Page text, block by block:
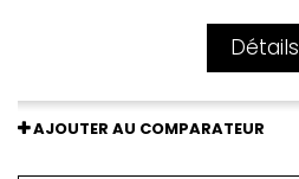
Détails
AJOUTER AU COMPARATEUR